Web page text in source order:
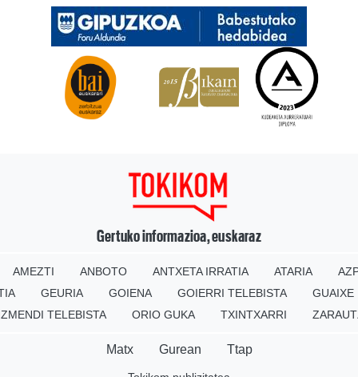
Gertuko informazioa, euskaraz
AMEZTI ANBOTO ANTXETA IRRATIA ATARIA
GEURIA GOIENA GOIERRI TELEBISTA
GUAIXE
TELEBISTA ORIO GUKA TXINTXARRI
Matx Gurean Ttap